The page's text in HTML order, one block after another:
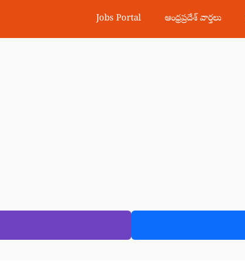
Jobs Portal ఆంధ్రప్రదేశ్ వార్తలు